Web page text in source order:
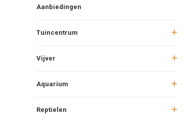
Aanbiedingen
Tuincentrum
Vijver
Aquarium
Reptielen